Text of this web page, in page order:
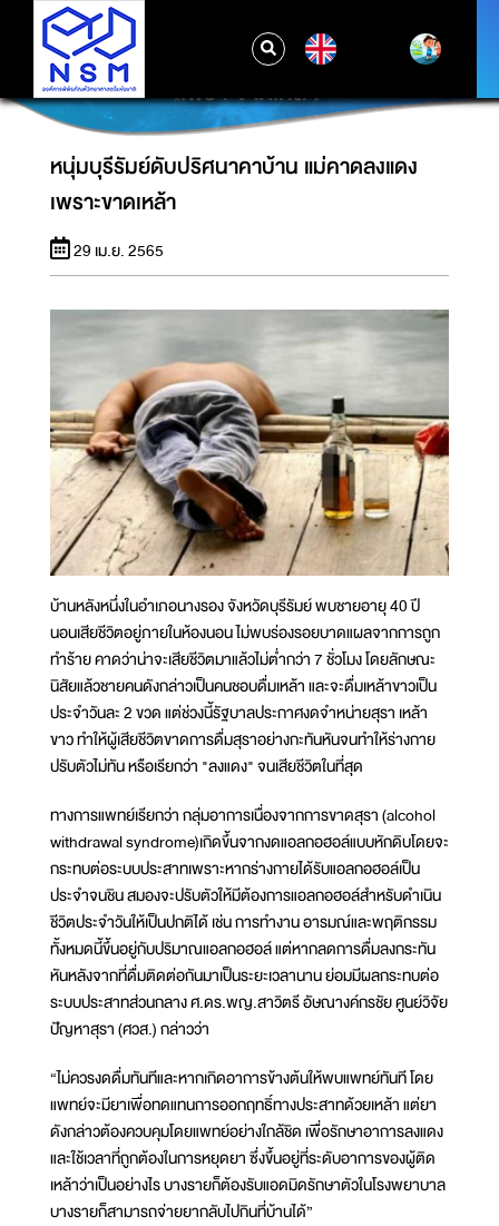
หนุ่มบุรีรัมย์ดับปริศนาคาบ้าน แม่คาดลงแดง
เพราะขาดเหล้า
หนุ่มบุรีรัมย์ดับปริศนาคาบ้าน แม่คาดลงแดง
เพราะขาดเหล้า
29 เม.ย. 2565
บ้านหลังหนึ่งในอำเภอนางรอง จังหวัดบุรีรัมย์ พบชายอายุ 40 ปี
นอนเสียชีวิตอยู่ภายในห้องนอน ไม่พบร่องรอยบาดแผลจากการถูก
ทำร้าย คาดว่าน่าจะเสียชีวิตมาแล้วไม่ต่ำกว่า 7 ชั่วโมง โดยลักษณะ
นิสัยแล้วชายคนดังกล่าวเป็นคนชอบดื่มเหล้า และจะดื่มเหล้าขาวเป็น
ประจำวันละ 2 ขวด แต่ช่วงนี้รัฐบาลประกาศงดจำหน่ายสุรา เหล้า
ขาว ทำให้ผู้เสียชีวิตขาดการดื่มสุราอย่างกะทันหันจนทำให้ร่างกาย
ปรับตัวไม่ทัน หรือเรียกว่า "ลงแดง" จนเสียชีวิตในที่สุด
ทางการแพทย์เรียกว่า กลุ่มอาการเนื่องจากการขาดสุรา (alcohol
withdrawal syndrome)เกิดขึ้นจากงดแอลกอฮอล์แบบหักดิบโดยจะ
กระทบต่อระบบประสาทเพราะหากร่างกายได้รับแอลกอฮอล์เป็น
ประจำจนชิน สมองจะปรับตัวให้มีต้องการแอลกอฮอล์สำหรับดำเนิน
ชีวิตประจำวันให้เป็นปกติได้ เช่น การทำงาน อารมณ์และพฤติกรรม
ทั้งหมดนี้ขึ้นอยู่กับปริมาณแอลกอฮอล์ แต่หากลดการดื่มลงกระทัน
หันหลังจากที่ดื่มติดต่อกันมาเป็นระยะเวลานาน ย่อมมีผลกระทบต่อ
ระบบประสาทส่วนกลาง ศ.ดร.พญ.สาวิตรี อัษณางค์กรชัย ศูนย์วิจัย
ปัญหาสุรา (ศวส.) กล่าวว่า
“ไม่ควรงดดื่มทันทีและหากเกิดอาการข้างต้นให้พบแพทย์ทันที โดย
แพทย์จะมียาเพื่อทดแทนการออกฤทธิ์ทางประสาทด้วยเหล้า แต่ยา
ดังกล่าวต้องควบคุมโดยแพทย์อย่างใกล้ชิด เพื่อรักษาอาการลงแดง
และใช้เวลาที่ถูกต้องในการหยุดยา ซึ่งขึ้นอยู่ที่ระดับอาการของผู้ติด
เหล้าว่าเป็นอย่างไร บางรายก็ต้องรับแอดมิดรักษาตัวในโรงพยาบาล
บางรายก็สามารถจ่ายยากลับไปกินที่บ้านได้”